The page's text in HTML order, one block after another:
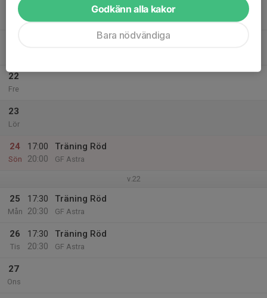
20
Ons
Träning Röd
22
Fre
23
Lör
24
Sön
17:00
20:00
Träning Röd
GF Astra
v.22
25
Mån
17:30
20:30
Träning Röd
GF Astra
26
Tis
17:30
20:30
Träning Röd
GF Astra
27
Ons
Godkänn alla kakor
Bara nödvändiga